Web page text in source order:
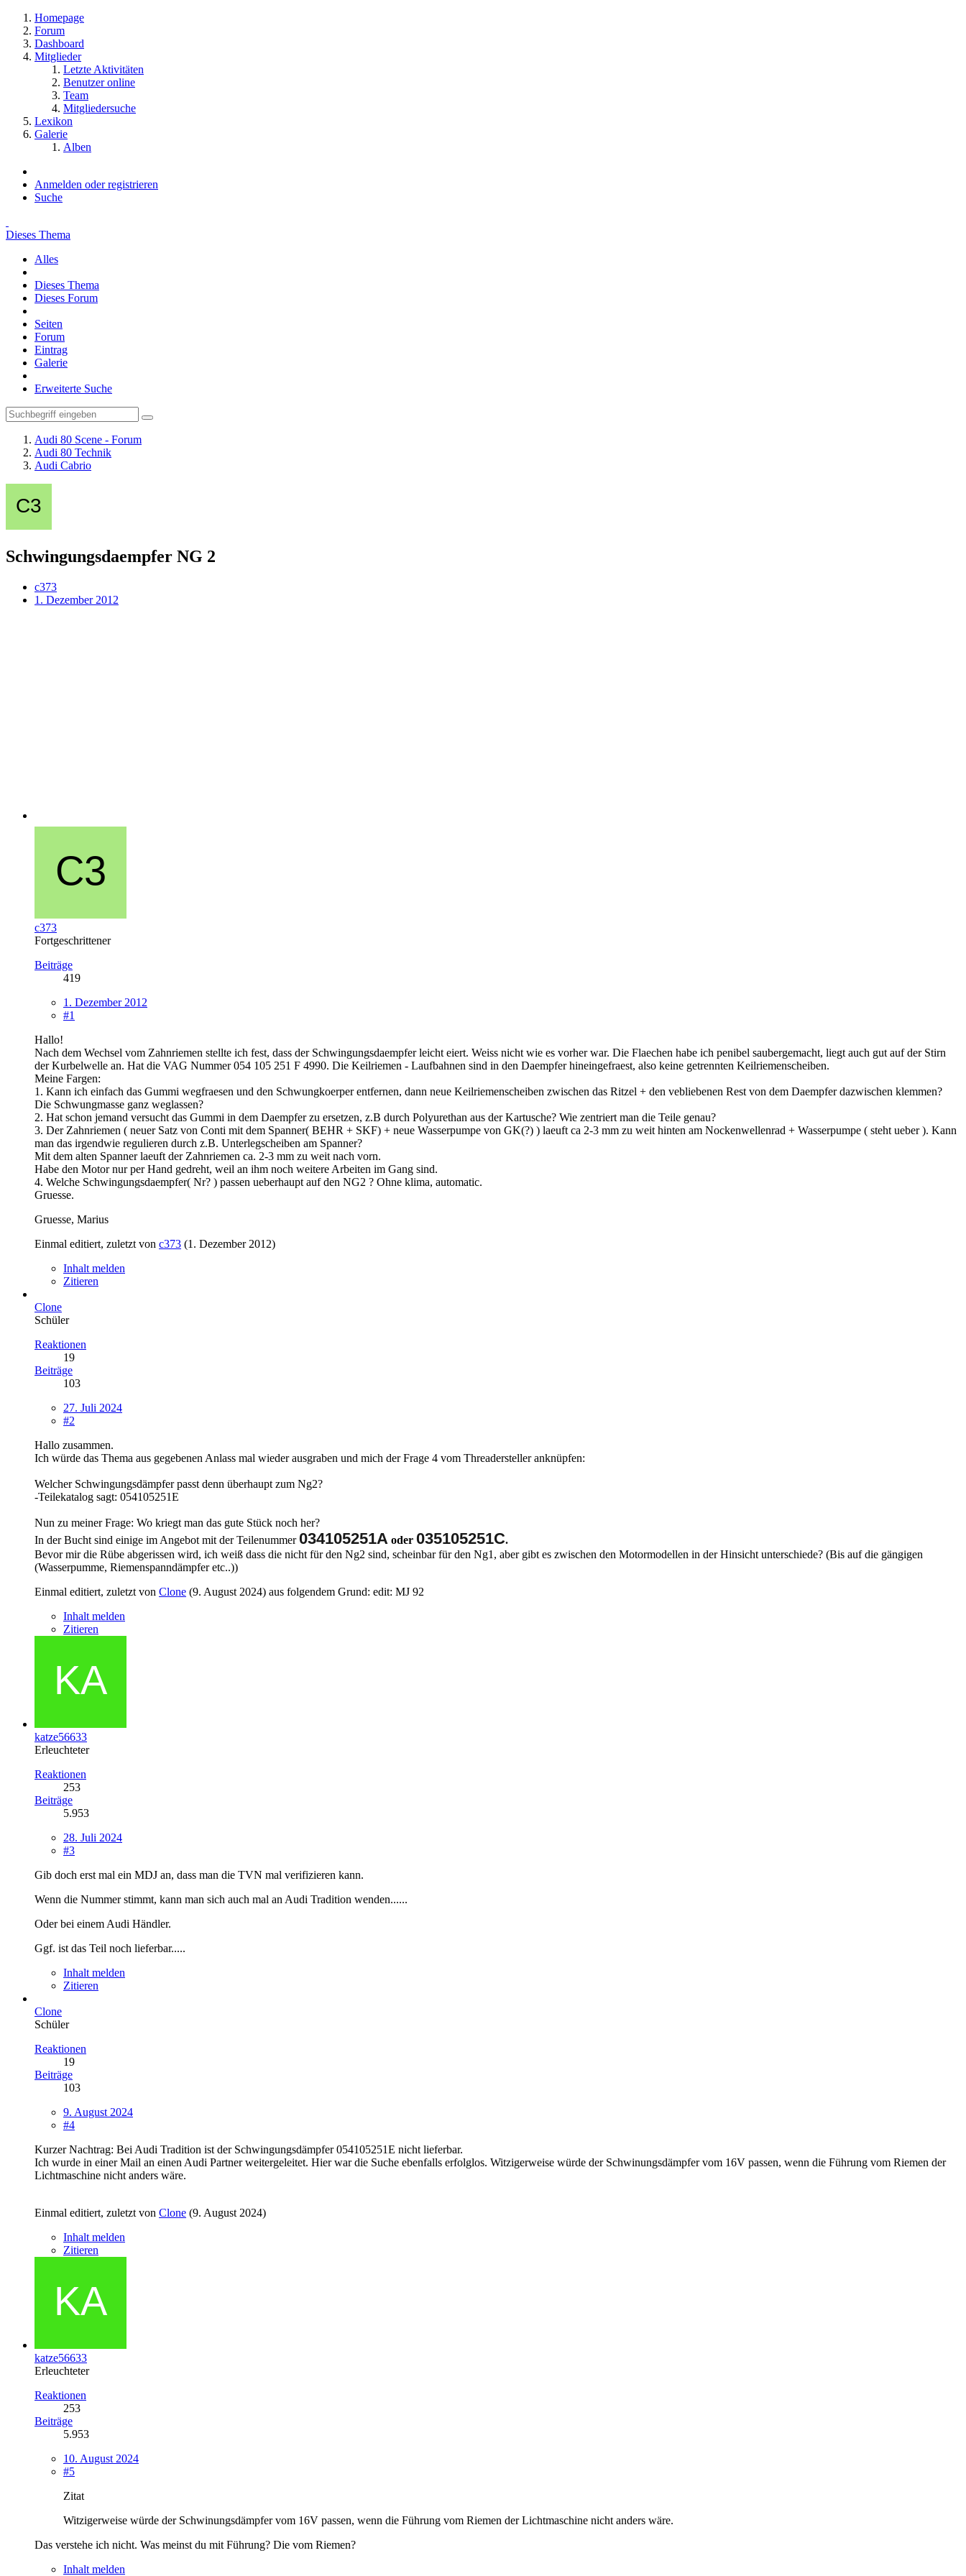
Homepage
Forum
Dashboard
Mitglieder
Letzte Aktivitäten
Benutzer online
Team
Mitgliedersuche
Lexikon
Galerie
Alben
Anmelden oder registrieren
Suche
Dieses Thema
Alles
Dieses Thema
Dieses Forum
Seiten
Forum
Eintrag
Galerie
Erweiterte Suche
Audi 80 Scene - Forum
Audi 80 Technik
Audi Cabrio
Schwingungsdaempfer NG 2
c373
1. Dezember 2012
c373
Fortgeschrittener
Beiträge
419
1. Dezember 2012
#1
Hallo!
Nach dem Wechsel vom Zahnriemen stellte ich fest, dass der Schwingungsdaempfer leicht eiert. Weiss nicht wie es vorher war. Die Flaechen habe ich penibel saubergemacht, liegt auch gut auf der Stirn
der Kurbelwelle an. Hat die VAG Nummer 054 105 251 F 4990. Die Keilriemen - Laufbahnen sind in den Daempfer hineingefraest, also keine getrennten Keilriemenscheiben.
Meine Fargen:
1. Kann ich einfach das Gummi wegfraesen und den Schwungkoerper entfernen, dann neue Keilriemenscheiben zwischen das Ritzel + den vebliebenen Rest von dem Daempfer dazwischen klemmen?
Die Schwungmasse ganz weglassen?
2. Hat schon jemand versucht das Gummi in dem Daempfer zu ersetzen, z.B durch Polyurethan aus der Kartusche? Wie zentriert man die Teile genau?
3. Der Zahnriemen ( neuer Satz von Conti mit dem Spanner( BEHR + SKF) + neue Wasserpumpe von GK(?) ) laeuft ca 2-3 mm zu weit hinten am Nockenwellenrad + Wasserpumpe ( steht ueber ). Kann
man das irgendwie regulieren durch z.B. Unterlegscheiben am Spanner?
Mit dem alten Spanner laeuft der Zahnriemen ca. 2-3 mm zu weit nach vorn.
Habe den Motor nur per Hand gedreht, weil an ihm noch weitere Arbeiten im Gang sind.
4. Welche Schwingungsdaempfer( Nr? ) passen ueberhaupt auf den NG2 ? Ohne klima, automatic.
Gruesse.
Gruesse, Marius
Einmal editiert, zuletzt von c373 (1. Dezember 2012)
Inhalt melden
Zitieren
Clone
Schüler
Reaktionen
19
Beiträge
103
27. Juli 2024
#2
Hallo zusammen.
Ich würde das Thema aus gegebenen Anlass mal wieder ausgraben und mich der Frage 4 vom Threadersteller anknüpfen:
Welcher Schwingungsdämpfer passt denn überhaupt zum Ng2?
-Teilekatalog sagt: 054105251E
Nun zu meiner Frage: Wo kriegt man das gute Stück noch her?
In der Bucht sind einige im Angebot mit der Teilenummer034105251A oder 035105251C.
Bevor mir die Rübe abgerissen wird, ich weiß dass die nicht für den Ng2 sind, scheinbar für den Ng1, aber gibt es zwischen den Motormodellen in der Hinsicht unterschiede? (Bis auf die gängigen
(Wasserpumme, Riemenspanndämpfer etc..))
Einmal editiert, zuletzt von Clone (9. August 2024) aus folgendem Grund: edit: MJ 92
Inhalt melden
Zitieren
katze56633
Erleuchteter
Reaktionen
253
Beiträge
5.953
28. Juli 2024
#3
Gib doch erst mal ein MDJ an, dass man die TVN mal verifizieren kann.
Wenn die Nummer stimmt, kann man sich auch mal an Audi Tradition wenden......
Oder bei einem Audi Händler.
Ggf. ist das Teil noch lieferbar.....
Inhalt melden
Zitieren
Clone
Schüler
Reaktionen
19
Beiträge
103
9. August 2024
#4
Kurzer Nachtrag: Bei Audi Tradition ist der Schwingungsdämpfer 054105251E nicht lieferbar.
Ich wurde in einer Mail an einen Audi Partner weitergeleitet. Hier war die Suche ebenfalls erfolglos. Witzigerweise würde der Schwinungsdämpfer vom 16V passen, wenn die Führung vom Riemen der
Lichtmaschine nicht anders wäre.
Einmal editiert, zuletzt von Clone (9. August 2024)
Inhalt melden
Zitieren
katze56633
Erleuchteter
Reaktionen
253
Beiträge
5.953
10. August 2024
#5
Zitat
Witzigerweise würde der Schwinungsdämpfer vom 16V passen, wenn die Führung vom Riemen der Lichtmaschine nicht anders wäre.
Das verstehe ich nicht. Was meinst du mit Führung? Die vom Riemen?
Inhalt melden